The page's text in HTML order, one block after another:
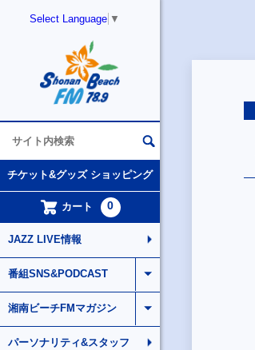
Select Language ▼
チケット&グッズ ショッピング
カート 0
JAZZ LIVE情報
番組SNS&PODCAST
湘南ビーチFMマガジン
パーソナリティ&スタッフ